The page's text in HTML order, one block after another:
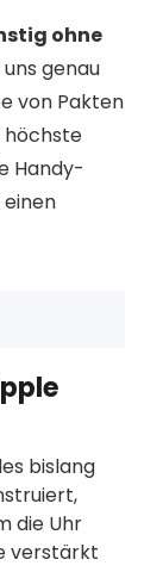
ohne
genau
von Pakten
höchste
Handy-
bislang
die Uhr
verstärkt